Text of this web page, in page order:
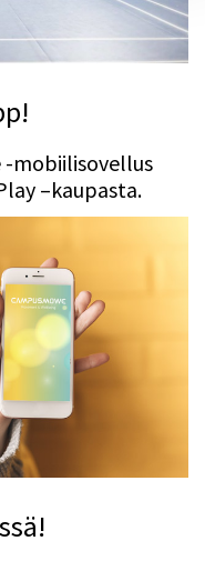
-mobiilisovellus
–kaupasta.